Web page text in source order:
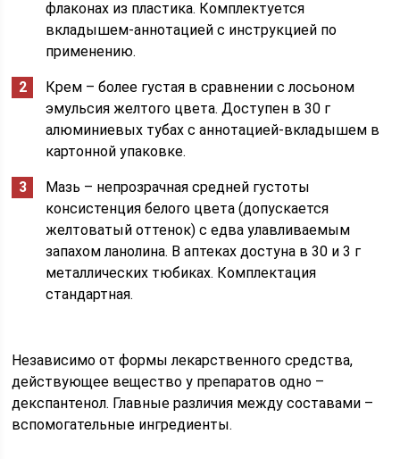
флаконах из пластика. Комплектуется
вкладышем-аннотацией с инструкцией по
применению.
Крем – более густая в сравнении с лосьоном
эмульсия желтого цвета. Доступен в 30 г
алюминиевых тубах с аннотацией-вкладышем в
картонной упаковке.
Мазь – непрозрачная средней густоты
консистенция белого цвета (допускается
желтоватый оттенок) с едва улавливаемым
запахом ланолина. В аптеках достуна в 30 и 3 г
металлических тюбиках. Комплектация
стандартная.
Независимо от формы лекарственного средства,
действующее вещество у препаратов одно –
декспантенол. Главные различия между составами –
вспомогательные ингредиенты.